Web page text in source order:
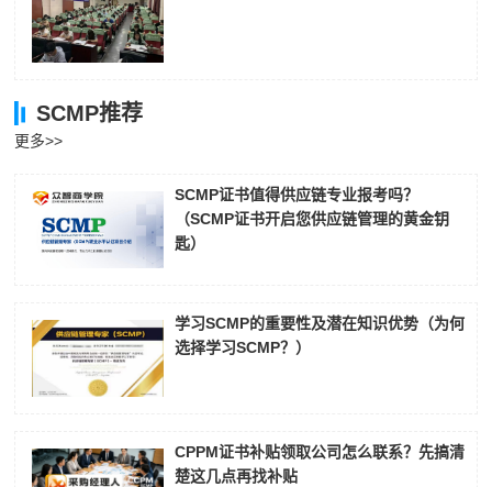
SCMP推荐
更多>>
SCMP证书值得供应链专业报考吗？
（SCMP证书开启您供应链管理的黄金钥
匙）
学习SCMP的重要性及潜在知识优势（为何
选择学习SCMP？）
CPPM证书补贴领取公司怎么联系？先搞清
楚这几点再找补贴